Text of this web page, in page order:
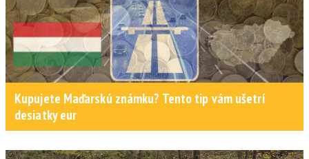
Kupujete Maďarskú známku? Tento tip vám ušetrí
desiatky eur